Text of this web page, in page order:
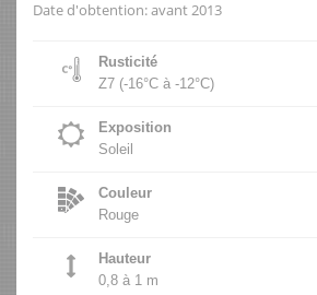
Date d'obtention: avant 2013
Rusticité
Z7 (-16°C à -12°C)
Exposition
Soleil
Couleur
Rouge
Hauteur
0,8 à 1 m